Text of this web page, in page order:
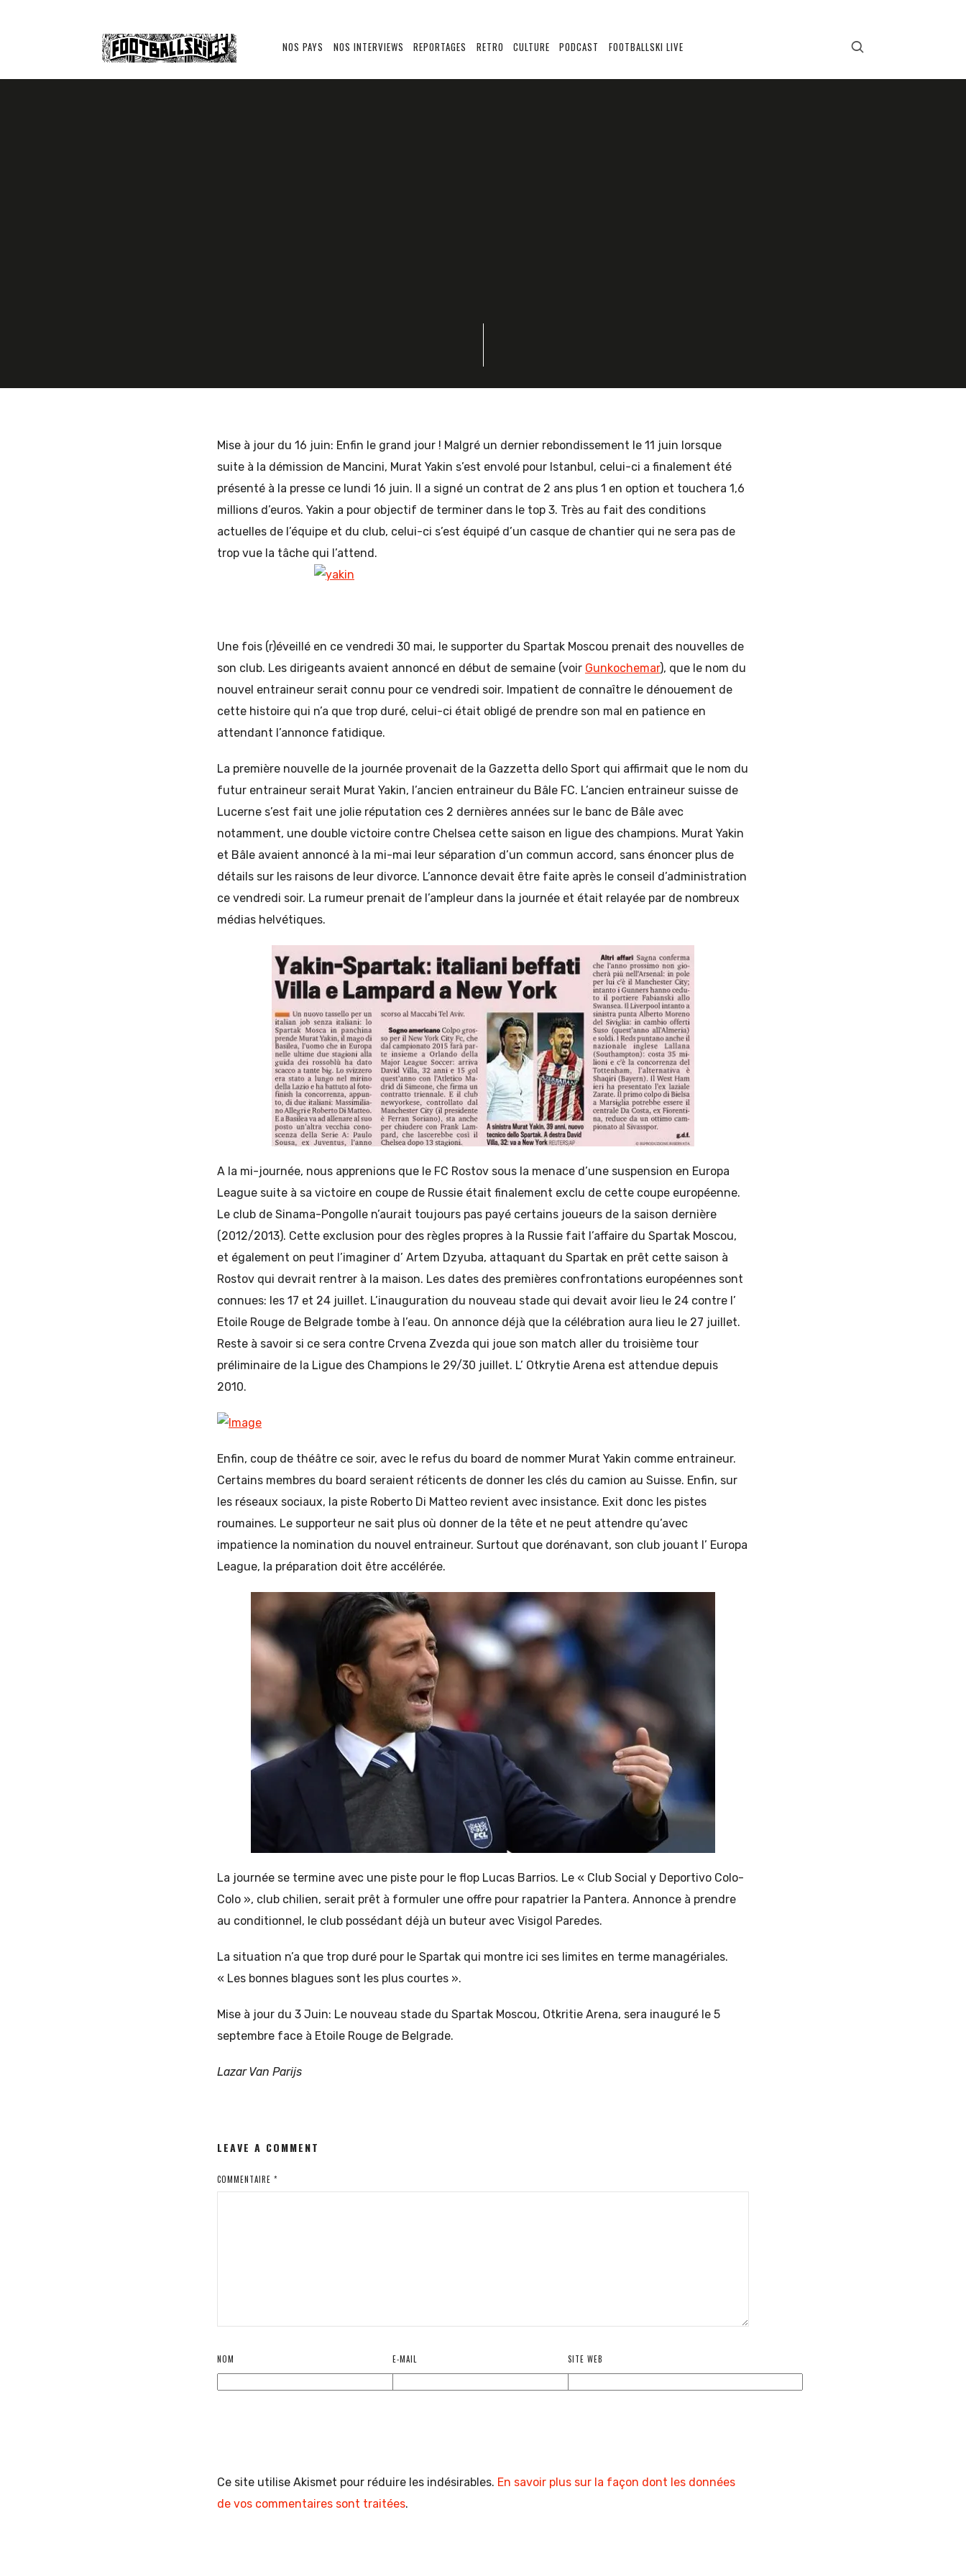
Footballski NOS PAYS NOS INTERVIEWS REPORTAGES RETRO CULTURE PODCAST FOOTBALLSKI LIVE
Mise à jour du 16 juin: Enfin le grand jour ! Malgré un dernier rebondissement le 11 juin lorsque
suite à la démission de Mancini, Murat Yakin s’est envolé pour Istanbul, celui-ci a finalement été
présenté à la presse ce lundi 16 juin. Il a signé un contrat de 2 ans plus 1 en option et touchera 1,6
millions d’euros. Yakin a pour objectif de terminer dans le top 3. Très au fait des conditions
actuelles de l’équipe et du club, celui-ci s’est équipé d’un casque de chantier qui ne sera pas de
trop vue la tâche qui l’attend.
Une fois (r)éveillé en ce vendredi 30 mai, le supporter du Spartak Moscou prenait des nouvelles de
son club. Les dirigeants avaient annoncé en début de semaine (voir Gunkochemar), que le nom du
nouvel entraineur serait connu pour ce vendredi soir. Impatient de connaître le dénouement de
cette histoire qui n’a que trop duré, celui-ci était obligé de prendre son mal en patience en
attendant l’annonce fatidique.
La première nouvelle de la journée provenait de la Gazzetta dello Sport qui affirmait que le nom du
futur entraineur serait Murat Yakin, l’ancien entraineur du Bâle FC. L’ancien entraineur suisse de
Lucerne s’est fait une jolie réputation ces 2 dernières années sur le banc de Bâle avec
notamment, une double victoire contre Chelsea cette saison en ligue des champions. Murat Yakin
et Bâle avaient annoncé à la mi-mai leur séparation d’un commun accord, sans énoncer plus de
détails sur les raisons de leur divorce. L’annonce devait être faite après le conseil d’administration
ce vendredi soir. La rumeur prenait de l’ampleur dans la journée et était relayée par de nombreux
médias helvétiques.
A la mi-journée, nous apprenions que le FC Rostov sous la menace d’une suspension en Europa
League suite à sa victoire en coupe de Russie était finalement exclu de cette coupe européenne.
Le club de Sinama-Pongolle n’aurait toujours pas payé certains joueurs de la saison dernière
(2012/2013). Cette exclusion pour des règles propres à la Russie fait l’affaire du Spartak Moscou,
et également on peut l’imaginer d’ Artem Dzyuba, attaquant du Spartak en prêt cette saison à
Rostov qui devrait rentrer à la maison. Les dates des premières confrontations européennes sont
connues: les 17 et 24 juillet. L’inauguration du nouveau stade qui devait avoir lieu le 24 contre l’
Etoile Rouge de Belgrade tombe à l’eau. On annonce déjà que la célébration aura lieu le 27 juillet.
Reste à savoir si ce sera contre Crvena Zvezda qui joue son match aller du troisième tour
préliminaire de la Ligue des Champions le 29/30 juillet. L’ Otkrytie Arena est attendue depuis
2010.
Enfin, coup de théâtre ce soir, avec le refus du board de nommer Murat Yakin comme entraineur.
Certains membres du board seraient réticents de donner les clés du camion au Suisse. Enfin, sur
les réseaux sociaux, la piste Roberto Di Matteo revient avec insistance. Exit donc les pistes
roumaines. Le supporteur ne sait plus où donner de la tête et ne peut attendre qu’avec
impatience la nomination du nouvel entraineur. Surtout que dorénavant, son club jouant l’ Europa
League, la préparation doit être accélérée.
La journée se termine avec une piste pour le flop Lucas Barrios. Le « Club Social y Deportivo Colo-
Colo », club chilien, serait prêt à formuler une offre pour rapatrier la Pantera. Annonce à prendre
au conditionnel, le club possédant déjà un buteur avec Visigol Paredes.
La situation n’a que trop duré pour le Spartak qui montre ici ses limites en terme managériales.
« Les bonnes blagues sont les plus courtes ».
Mise à jour du 3 Juin: Le nouveau stade du Spartak Moscou, Otkritie Arena, sera inauguré le 5
septembre face à Etoile Rouge de Belgrade.
Lazar Van Parijs
LEAVE A COMMENT
COMMENTAIRE *
NOM E-MAIL SITE WEB
Ce site utilise Akismet pour réduire les indésirables. En savoir plus sur la façon dont les données
de vos commentaires sont traitées.